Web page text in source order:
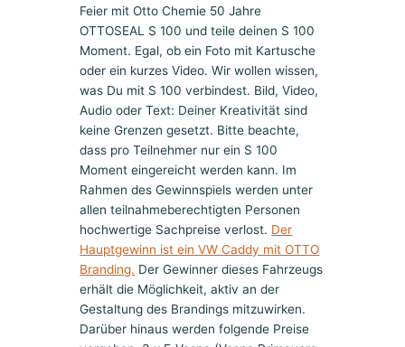
Feier mit Otto Chemie 50 Jahre
OTTOSEAL S 100 und teile deinen S 100
Moment. Egal, ob ein Foto mit Kartusche
oder ein kurzes Video. Wir wollen wissen,
was Du mit S 100 verbindest. Bild, Video,
Audio oder Text: Deiner Kreativität sind
keine Grenzen gesetzt. Bitte beachte,
dass pro Teilnehmer nur ein S 100
Moment eingereicht werden kann. Im
Rahmen des Gewinnspiels werden unter
allen teilnahmeberechtigten Personen
hochwertige Sachpreise verlost. Der
Hauptgewinn ist ein VW Caddy mit OTTO
Branding. Der Gewinner dieses Fahrzeugs
erhält die Möglichkeit, aktiv an der
Gestaltung des Brandings mitzuwirken.
Darüber hinaus werden folgende Preise